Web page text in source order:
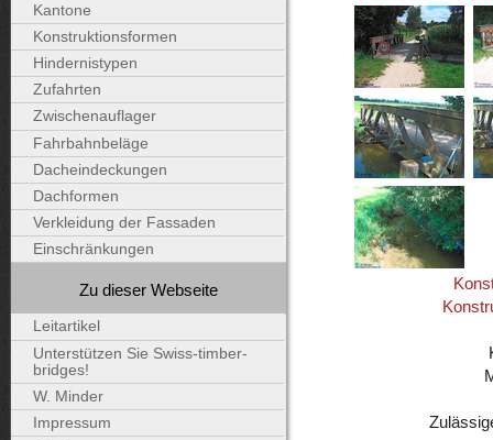
Kantone
Konstruktionsformen
Hindernistypen
Zufahrten
Zwischenauflager
Fahrbahnbeläge
Dacheindeckungen
Dachformen
Verkleidung der Fassaden
Einschränkungen
Zu dieser Webseite
Leitartikel
Unterstützen Sie Swiss-timber-
bridges!
W. Minder
Impressum